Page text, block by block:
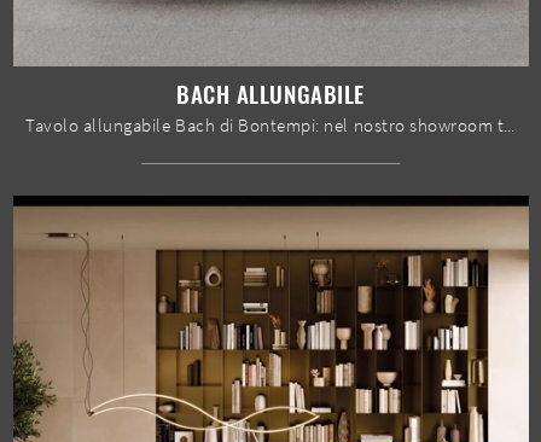
BACH ALLUNGABILE
Tavolo allungabile Bach di Bontempi: nel nostro showroom ti attende una gamma praticamente infinita di composizioni arredative di grande design.